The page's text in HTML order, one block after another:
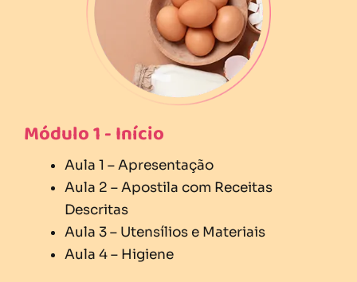
Módulo 1 - Início
Aula 1 – Apresentação
Aula 2 – Apostila com Receitas
Descritas
Aula 3 – Utensílios e Materiais
Aula 4 – Higiene